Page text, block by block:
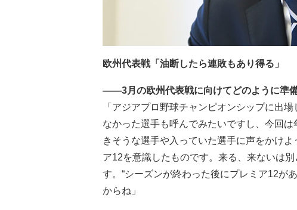
欧州代表戦「油断したら連敗もあり得る」
――3月の欧州代表戦に向けてどのように準
「アジアプロ野球チャンピオンシップに出
なかった選手も呼んでみたいですし、今回
きそうな選手や入っていた選手に声をかけ
ア12を意識したものです。来る、来ないは
す。“シーズンが終わった後にプレミア12が
からね」